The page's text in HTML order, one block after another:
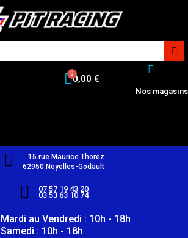
0,00 €
Nos magasins
15 rue Maurice Thorez
62950 Noyelles-Godault
07 57 19 43 20
03 53 63 10 74
Mardi au Vendredi : 10h - 18h
Samedi : 10h - 18h